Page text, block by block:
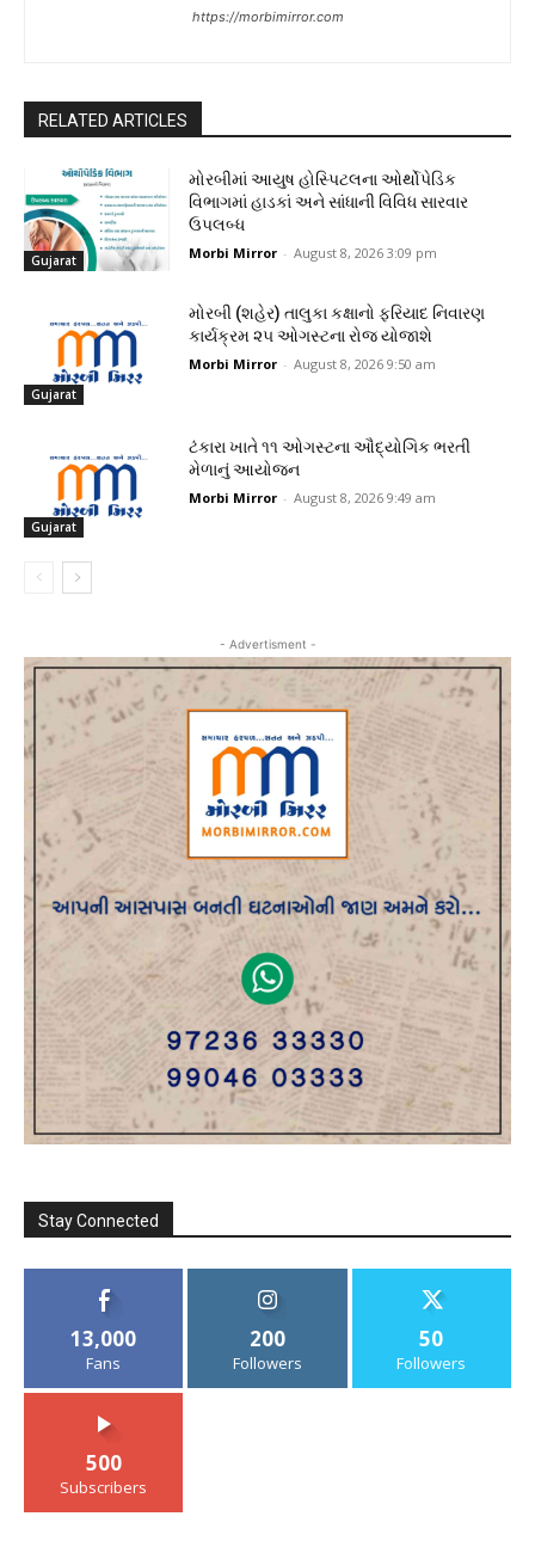
https://morbimirror.com
RELATED ARTICLES
Gujarat
મોરબીમાં આયુષ હોસ્પિટલના ઓર્થોપેડિક
વિભાગમાં હાડકાં અને સાંધાની વિવિધ સારવાર
ઉપલબ્ધ
Morbi Mirror - August 8, 2026 3:09 pm
Gujarat
મોરબી (શહેર) તાલુકા કક્ષાનો ફરિયાદ નિવારણ
કાર્યક્રમ ૨૫ ઓગસ્ટના રોજ યોજાશે
Morbi Mirror - August 8, 2026 9:50 am
Gujarat
ટંકારા ખાતે ૧૧ ઓગસ્ટના ઔદ્યોગિક ભરતી
મેળાનું આયોજન
Morbi Mirror - August 8, 2026 9:49 am
- Advertisment -
Stay Connected
13,000
Fans
200
Followers
50
Followers
500
Subscribers